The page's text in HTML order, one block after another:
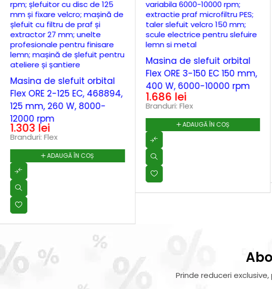
Masina de slefuit orbital
Flex ORE 2-125 EC, 468894,
125 mm, 260 W, 8000-
12000 rpm
1.303 lei
Branduri:Flex
ADAUGĂ ÎN COȘ
Masina de slefuit orbital
Flex ORE 3-150 EC 150 mm,
400 W, 6000-10000 rpm
1.686 lei
Branduri:Flex
ADAUGĂ ÎN COȘ
Prinde reduceri